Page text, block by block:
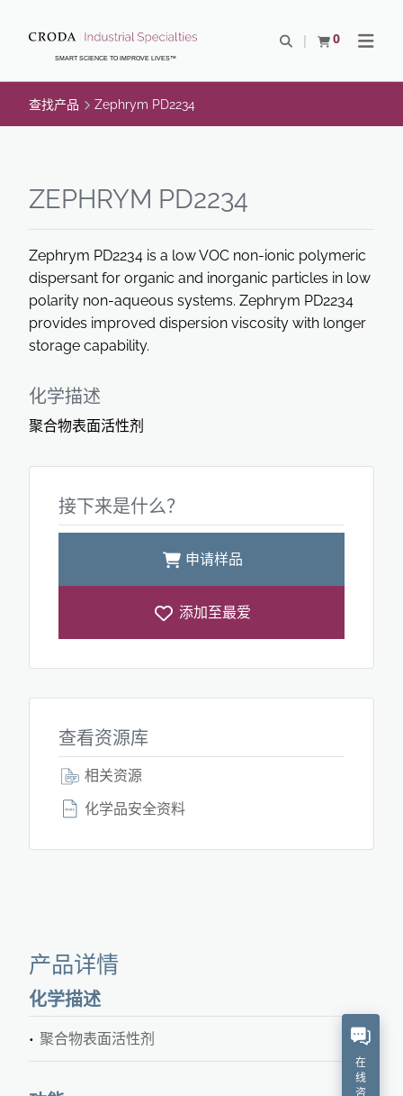
CONTENTSMART SCIENCE TO IMPROVE LIVES™
Open Search
0
查看购物车Open
查找产品 Zephrym PD2234
ZEPHRYM PD2234
Zephrym PD2234 is a low VOC non-ionic polymeric
dispersant for organic and inorganic particles in low
polarity non-aqueous systems. Zephrym PD2234
provides improved dispersion viscosity with longer
storage capability.
化学描述
聚合物表面活性剂
接下来是什么？
申请样品
添加至最爱
查看资源库
相关资源
化学品安全资料
产品详情
化学描述
聚合物表面活性剂
在
线
咨